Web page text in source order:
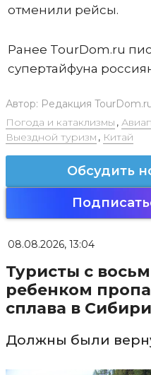
отменили рейсы.
Ранее TourDom.ru
супертайфуна
Автор: Редакция
Погода и катаклизмы ,
Выездной туризм , Китай
Обсудить
08.08.2026, 13:04
Туристы с
ребенком
сплава в Сибири
Должны были